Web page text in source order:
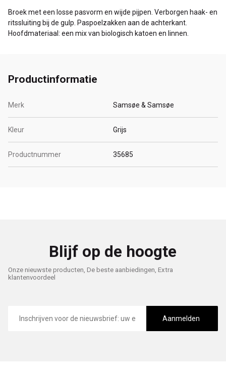
Broek met een losse pasvorm en wijde pijpen. Verborgen haak- en
ritssluiting bij de gulp. Paspoelzakken aan de achterkant.
Hoofdmateriaal: een mix van biologisch katoen en linnen.
Productinformatie
Merk Samsøe & Samsøe
Kleur Grijs
Productnummer 35685
Blijf op de hoogte
Onze nieuwste producten, De beste aanbiedingen, Extra
klantenvoordeel
mailadres
Aanmelden